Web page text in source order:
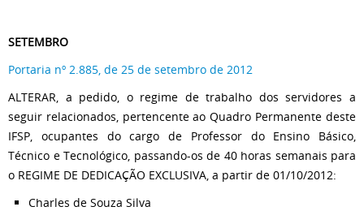
SETEMBRO
Portaria nº 2.885, de 25 de setembro de 2012
ALTERAR, a pedido, o regime de trabalho dos servidores a
seguir relacionados, pertencente ao Quadro Permanente deste
IFSP, ocupantes do cargo de Professor do Ensino Básico,
Técnico e Tecnológico, passando-os de 40 horas semanais para
o REGIME DE DEDICAÇÃO EXCLUSIVA, a partir de 01/10/2012:
Charles de Souza Silva